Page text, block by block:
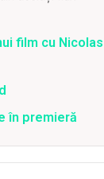
film cu Nicolas
în premieră